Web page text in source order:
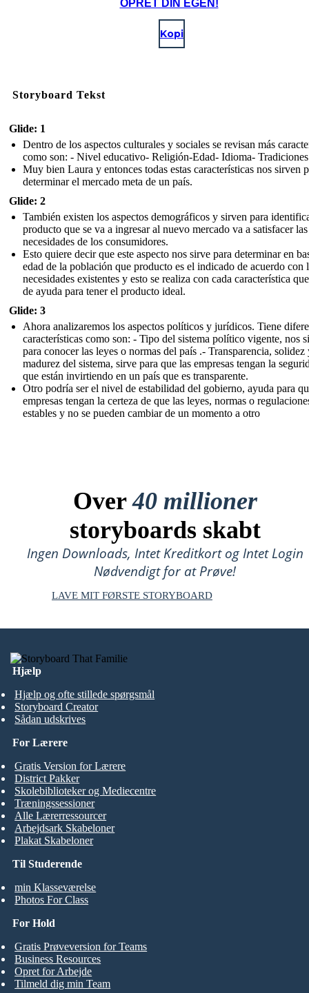
OPRET DIN EGEN!
Kopi
Storyboard Tekst
Glide: 1
Dentro de los aspectos culturales y sociales se revisan más
como son: - Nivel educativo- Religión-Edad- Idioma- Tradiciones
Muy bien Laura y entonces todas estas características nos sirven
determinar el mercado meta de un país.
Glide: 2
También existen los aspectos demográficos y sirven para
producto que se va a ingresar al nuevo mercado va a satisfacer las
necesidades de los consumidores.
Esto quiere decir que este aspecto nos sirve para determinar en
edad de la población que producto es el indicado de acuerdo con
necesidades existentes y esto se realiza con cada característica
de ayuda para tener el producto ideal.
Glide: 3
Ahora analizaremos los aspectos políticos y jurídicos. Tiene
características como son: - Tipo del sistema político vigente, nos
para conocer las leyes o normas del país .- Transparencia, solidez
madurez del sistema, sirve para que las empresas tengan la
que están invirtiendo en un país que es transparente.
Otro podría ser el nivel de estabilidad del gobierno, ayuda para
empresas tengan la certeza de que las leyes, normas o
estables y no se pueden cambiar de un momento a otro
Over40 millioner
storyboards skabt
Ingen Downloads, Intet Kreditkort og Intet Login
Nødvendigt for at Prøve!
LAVE MIT FØRSTE STORYBOARD
Hjælp
Hjælp og ofte stillede spørgsmål
Storyboard Creator
Sådan udskrives
Til Studerende
min Klasseværelse
Photos For Class
For Lærere
Gratis Version for Lærere
District Pakker
Skolebiblioteker og Mediecentre
Træningssessioner
Alle Lærerressourcer
Arbejdsark Skabeloner
Plakat Skabeloner
For Hold
Gratis Prøveversion for Teams
Business Resources
Opret for Arbejde
Tilmeld dig min Team